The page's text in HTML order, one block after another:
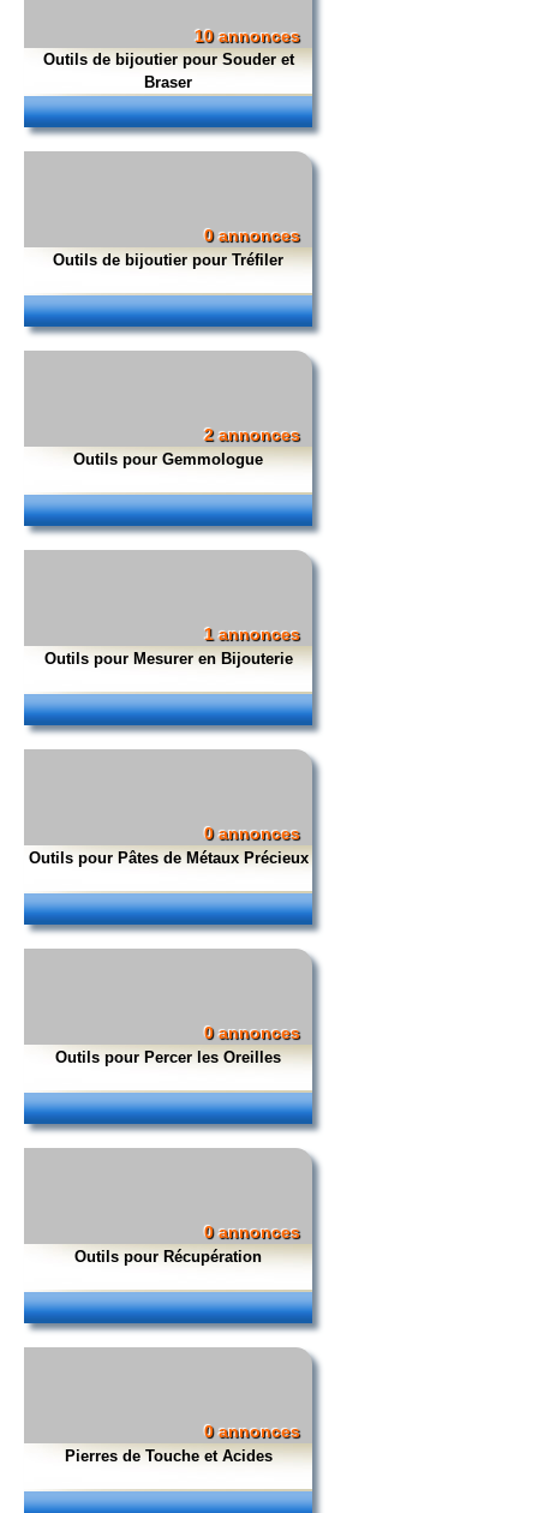
10 annonces
Outils de bijoutier pour Souder et
Braser
0 annonces
Outils de bijoutier pour Tréfiler
2 annonces
Outils pour Gemmologue
1 annonces
Outils pour Mesurer en Bijouterie
0 annonces
Outils pour Pâtes de Métaux Précieux
0 annonces
Outils pour Percer les Oreilles
0 annonces
Outils pour Récupération
0 annonces
Pierres de Touche et Acides